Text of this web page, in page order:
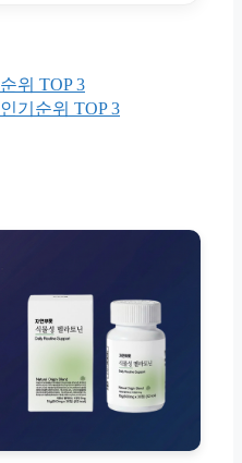
위 TOP 3
기순위 TOP 3